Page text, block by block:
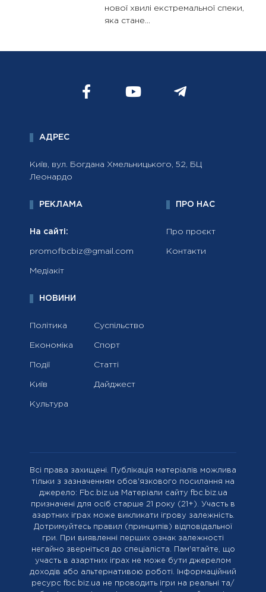
нової хвилі екстремальної спеки,
яка стане...
АДРЕС
Київ, вул. Богдана Хмельницького, 52, БЦ
Леонардо
РЕКЛАМА
На сайті:
promofbcbiz@gmail.com
Медіакіт
ПРО НАС
Про проєкт
Контакти
НОВИНИ
Політика
Економіка
Події
Київ
Культура
Суспільство
Спорт
Статті
Дайджест
Всі права захищені. Публікація матеріалів можлива
тільки з зазначенням обов'язкового посилання на
джерело: Fbc.biz.ua Матеріали сайту fbc.biz.ua
призначені для осіб старше 21 року (21+). Участь в
азартних іграх може викликати ігрову залежність.
Дотримуйтесь правил (принципів) відповідальної
гри. При виявленні перших ознак залежності
негайно зверніться до спеціаліста. Пам'ятайте, що
участь в азартних іграх не може бути джерелом
доходів або альтернативою роботі. Інформаційний
ресурс fbc.biz.ua не проводить ігри на реальні та/